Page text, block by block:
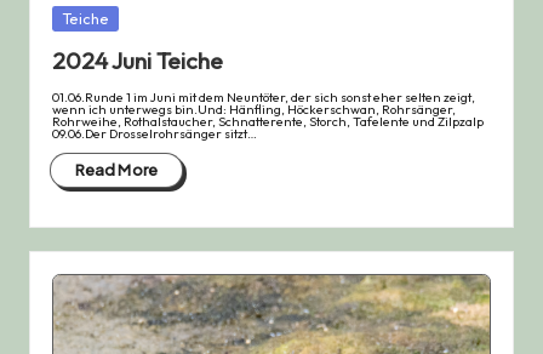
Posted
in Teiche
2024 Juni Teiche
01.06.Runde 1 im Juni mit dem Neuntöter, der sich sonst eher selten zeigt,
wenn ich unterwegs bin.Und: Hänfling, Höckerschwan, Rohrsänger,
Rohrweihe, Rothalstaucher, Schnatterente, Storch, Tafelente und Zilpzalp
09.06.Der Drosselrohrsänger sitzt…
Read More